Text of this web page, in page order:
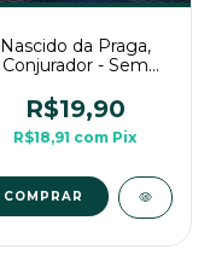
Nascido da Praga,
Conjurador - Sem
Média Para Rpg
R$19,90
R$18,91 com Pix
COMPRAR